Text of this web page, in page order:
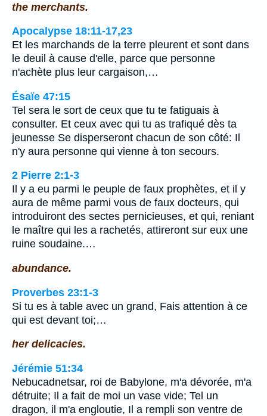
the merchants.
Apocalypse 18:11-17,23
Et les marchands de la terre pleurent et sont dans
le deuil à cause d'elle, parce que personne
n'achète plus leur cargaison,…
Ésaïe 47:15
Tel sera le sort de ceux que tu te fatiguais à
consulter. Et ceux avec qui tu as trafiqué dès ta
jeunesse Se disperseront chacun de son côté: Il
n'y aura personne qui vienne à ton secours.
2 Pierre 2:1-3
Il y a eu parmi le peuple de faux prophètes, et il y
aura de même parmi vous de faux docteurs, qui
introduiront des sectes pernicieuses, et qui, reniant
le maître qui les a rachetés, attireront sur eux une
ruine soudaine.…
abundance.
Proverbes 23:1-3
Si tu es à table avec un grand, Fais attention à ce
qui est devant toi;…
her delicacies.
Jérémie 51:34
Nebucadnetsar, roi de Babylone, m'a dévorée, m'a
détruite; Il a fait de moi un vase vide; Tel un
dragon, il m'a engloutie, Il a rempli son ventre de